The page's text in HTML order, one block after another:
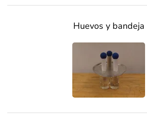
Huevos y bandeja